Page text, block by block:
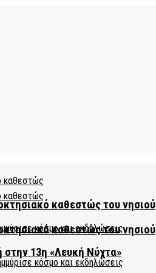
καθεστώς του νησιού
καθεστώς του νησιού
13η «Λευκή Νύχτα»